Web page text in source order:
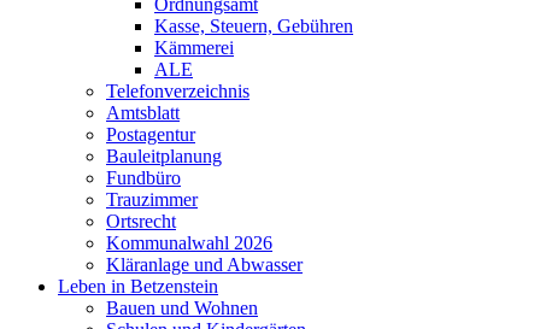
Ordnungsamt
Kasse, Steuern, Gebühren
Kämmerei
ALE
Telefonverzeichnis
Amtsblatt
Postagentur
Bauleitplanung
Fundbüro
Trauzimmer
Ortsrecht
Kommunalwahl 2026
Kläranlage und Abwasser
Leben in Betzenstein
Bauen und Wohnen